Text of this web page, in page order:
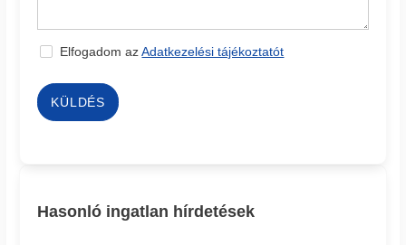
Elfogadom azAdatkezelési tájékoztatót
KÜLDÉS
Hasonló ingatlan hírdetések